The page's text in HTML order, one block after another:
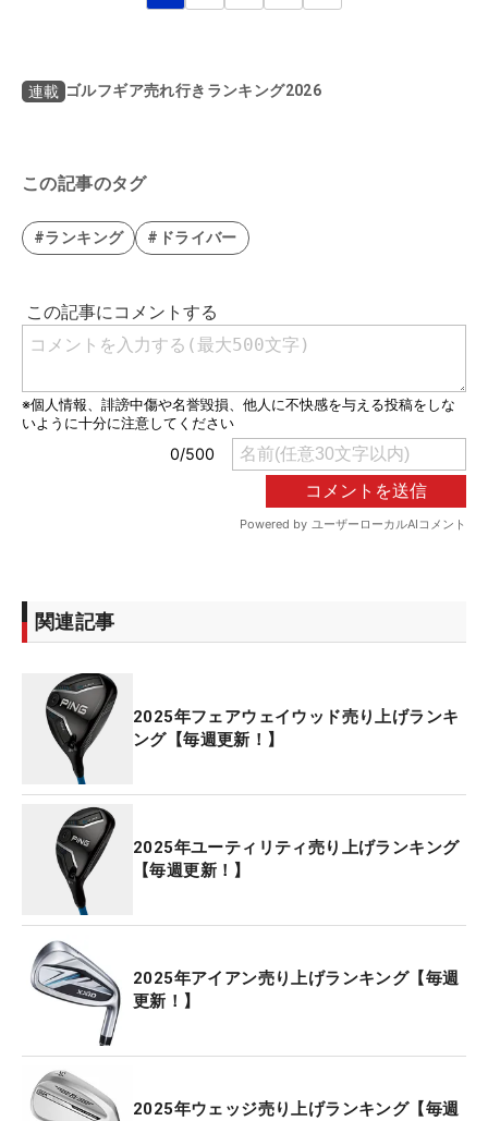
連載 ゴルフギア売れ行きランキング2026
この記事のタグ
#ランキング #ドライバー
関連記事
2025年フェアウェイウッド売り上げランキ
ング【毎週更新！】
2025年ユーティリティ売り上げランキング
【毎週更新！】
2025年アイアン売り上げランキング【毎週
更新！】
2025年ウェッジ売り上げランキング【毎週